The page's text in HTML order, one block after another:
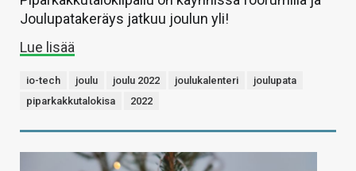
Joulupatakeräys jatkuu joulun yli!
Lue lisää
io-tech joulu joulu 2022 joulukalenteri
joulupata
piparkakkutalokisa
2022